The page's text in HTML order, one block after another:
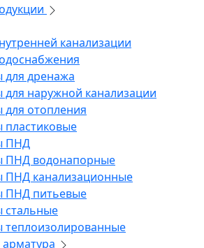
канализации
для дренажа
для наружной канализации
для отопления
пластиковые
ПНД
ПНД водонапорные
ПНД канализационные
ПНД питьевые
стальные
теплоизолированные